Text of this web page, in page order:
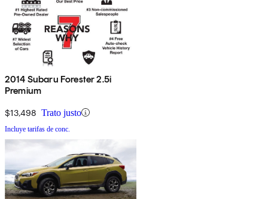
2014 Subaru Forester 2.5i
Premium
$13,498 Trato justo
Incluye tarifas de conc.